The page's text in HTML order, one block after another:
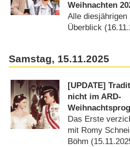
Weihnachten
Alle diesjährigen
Überblick
Samstag, 15.11.2025
[UPDATE]
nicht im ARD-
Das Erste
mit Romy
Böhm